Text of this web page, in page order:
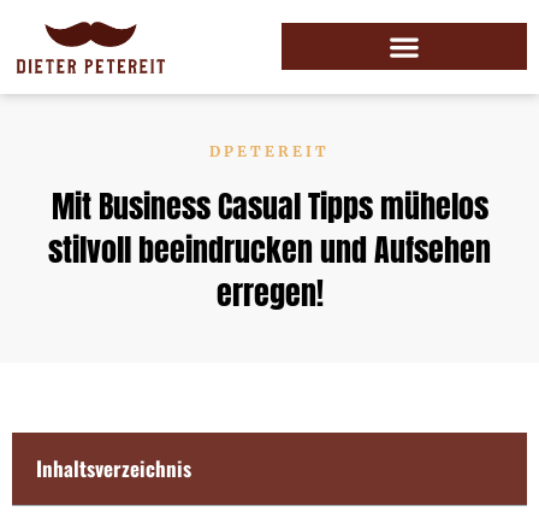
DPETEREIT
Mit Business Casual Tipps mühelos
stilvoll beeindrucken und Aufsehen
erregen!
Inhaltsverzeichnis